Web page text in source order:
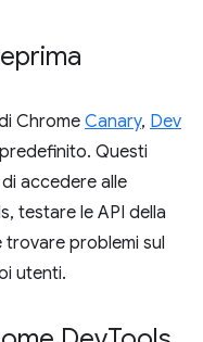
Chrome Canary, Dev
Questi
accedere alle
testare le API della
problemi sul
utenti.